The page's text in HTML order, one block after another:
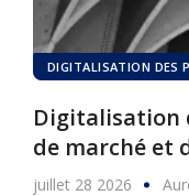
DIGITALISATION DES
Digitalisation
de marché et
à 2030
juillet 28 2026